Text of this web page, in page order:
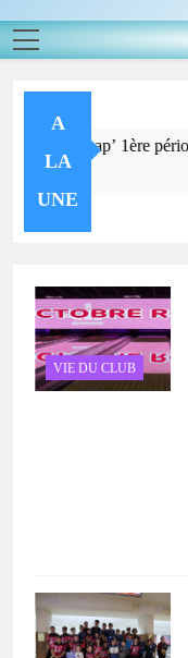
A
LA
UNE
– Récap’ 1ère période
VIE DU CLUB